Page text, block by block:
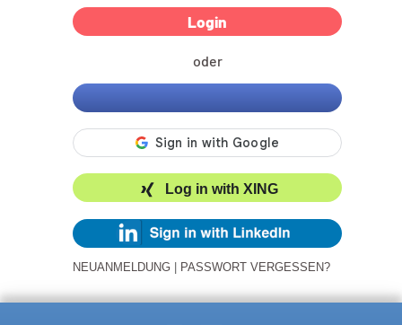
oder
Log in with XING
NEUANMELDUNG PASSWORT VERGESSEN?